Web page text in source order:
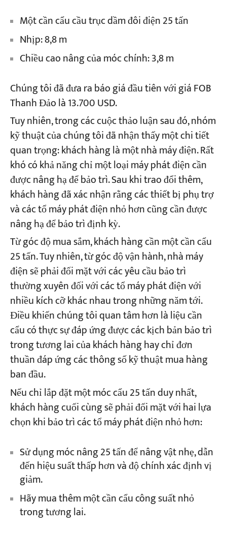
Một cần cẩu cầu trục dầm đôi điện 25 tấn
Nhịp: 8,8 m
Chiều cao nâng của móc chính: 3,8 m
Chúng tôi đã đưa ra báo giá đầu tiên với giá FOB
Thanh Đảo là 13.700 USD.
Tuy nhiên, trong các cuộc thảo luận sau đó, nhóm
kỹ thuật của chúng tôi đã nhận thấy một chi tiết
quan trọng: khách hàng là một nhà máy điện. Rất
khó có khả năng chỉ một loại máy phát điện cần
được nâng hạ để bảo trì. Sau khi trao đổi thêm,
khách hàng đã xác nhận rằng các thiết bị phụ trợ
và các tổ máy phát điện nhỏ hơn cũng cần được
nâng hạ để bảo trì định kỳ.
Từ góc độ mua sắm, khách hàng cần một cần cẩu
25 tấn. Tuy nhiên, từ góc độ vận hành, nhà máy
điện sẽ phải đối mặt với các yêu cầu bảo trì
thường xuyên đối với các tổ máy phát điện với
nhiều kích cỡ khác nhau trong những năm tới.
Điều khiến chúng tôi quan tâm hơn là liệu cần
cẩu có thực sự đáp ứng được các kịch bản bảo trì
trong tương lai của khách hàng hay chỉ đơn
thuần đáp ứng các thông số kỹ thuật mua hàng
ban đầu.
Nếu chỉ lắp đặt một móc cẩu 25 tấn duy nhất,
khách hàng cuối cùng sẽ phải đối mặt với hai lựa
chọn khi bảo trì các tổ máy phát điện nhỏ hơn:
Sử dụng móc nâng 25 tấn để nâng vật nhẹ, dẫn
đến hiệu suất thấp hơn và độ chính xác định vị
giảm.
Hãy mua thêm một cần cẩu công suất nhỏ
trong tương lai.